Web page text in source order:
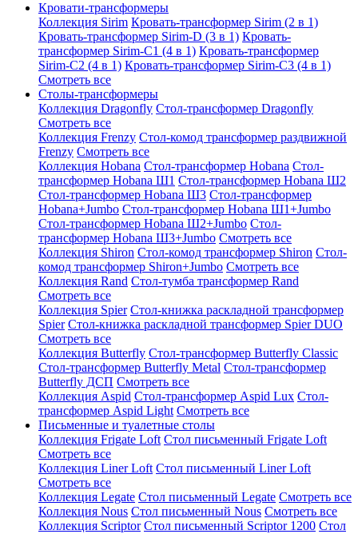
Кровати-трансформеры
Коллекция Sirim Кровать-трансформер Sirim (2 в 1)
Кровать-трансформер Sirim-D (3 в 1) Кровать-
трансформер Sirim-C1 (4 в 1) Кровать-трансформер
Sirim-C2 (4 в 1) Кровать-трансформер Sirim-C3 (4 в 1)
Смотреть все
Cтолы-трансформеры
Коллекция Dragonfly Стол-трансформер Dragonfly
Смотреть все
Коллекция Frenzy Стол-комод трансформер раздвижной
Frenzy Смотреть все
Коллекция Hobana Стол-трансформер Hobana Стол-
трансформер Hobana Ш1 Стол-трансформер Hobana Ш2
Стол-трансформер Hobana Ш3 Стол-трансформер
Hobana+Jumbo Стол-трансформер Hobana Ш1+Jumbo
Стол-трансформер Hobana Ш2+Jumbo Стол-
трансформер Hobana Ш3+Jumbo Смотреть все
Коллекция Shiron Стол-комод трансформер Shiron Стол-
комод трансформер Shiron+Jumbo Смотреть все
Коллекция Rand Стол-тумба трансформер Rand
Смотреть все
Коллекция Spier Стол-книжка раскладной трансформер
Spier Стол-книжка раскладной трансформер Spier DUO
Смотреть все
Коллекция Butterfly Стол-трансформер Butterfly Classic
Стол-трансформер Butterfly Metal Стол-трансформер
Butterfly ДСП Смотреть все
Коллекция Aspid Стол-трансформер Aspid Lux Стол-
трансформер Aspid Light Смотреть все
Письменные и туалетные столы
Коллекция Frigate Loft Стол письменный Frigate Loft
Смотреть все
Коллекция Liner Loft Стол письменный Liner Loft
Смотреть все
Коллекция Legate Стол письменный Legate Смотреть все
Коллекция Nous Стол письменный Nous Смотреть все
Коллекция Scriptor Стол письменный Scriptor 1200 Стол